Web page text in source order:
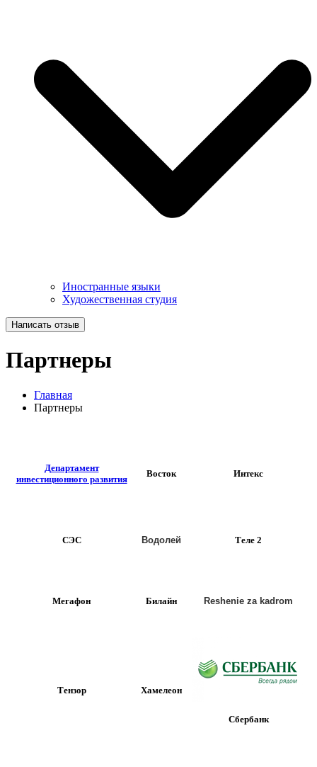
Иностранные языки
Художественная студия
Написать отзыв
Партнеры
Главная
Партнеры
Департамент
инвестиционного развития
Восток Интекс
СЭС Водолей Теле 2
Мегафон Билайн Reshenie za kadrom
Тензор Хамелеон
Сбербанк